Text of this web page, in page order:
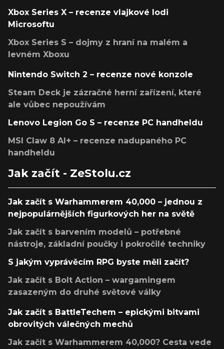
Xbox Series X – recenze vlajkové lodi
Microsoftu
Xbox Series S – dojmy z hraní na malém a
levném Xboxu
Nintendo Switch 2 – recenze nové konzole
Steam Deck je zázračné herní zařízení, které
ale vůbec nepoužívám
Lenovo Legion Go S – recenze PC handheldu
MSI Claw 8 AI+ – recenze nadupaného PC
handheldu
Jak začít - ZeStolu.cz
Jak začít s Warhammerem 40,000 – jednou z
nejpopulárnějších figurkových her na světě
Jak začít s barvením modelů – potřebné
nástroje, základní poučky i pokročilé techniky
S jakým vyprávěcím RPG byste měli začít?
Jak začít s Bolt Action – wargamingem
zasazeným do druhé světové války
Jak začít s BattleTechem – epickými bitvami
obrovitých válečných mechů
Jak začít s Warhammerem 40,000? Cesta vede